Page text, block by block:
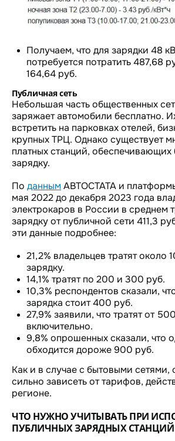
Получаем, что для зарядки 48
потребуется потратить 487,68
164,64 руб.
Публичная сеть
Небольшая часть общественных
заряжает автомобили бесплатно.
встретить на парковках отелей,
крупных ТРЦ. Однако существует
платных станций,
зарядку.
По даннымАВТОСТАТА и
мая 2022 до декабря 2023 года
электрокаров в России в среднем
зарядку от публичной сети 411,3
эти данные подробнее:
21,2% владельцев тратят около
зарядку.
14,1% тратят по 200 и 300 руб.
10,3% респондентов сказали,
зарядка стоит 400 руб.
27,9% заявили, что тратят от
включительно.
9,8% опрошенных сказали, что
обходится дороже 900 руб.
Как и в случае с бытовыми сетями,
сильно зависеть от тарифов,
регионе.
ЧТО НУЖНО УЧИТЫВАТЬ ПРИ
ПУБЛИЧНЫХ ЗАРЯДНЫХ СТАНЦИЙ